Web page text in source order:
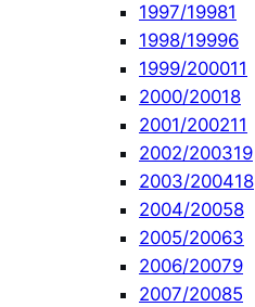
1997/19981
1998/19996
1999/200011
2000/20018
2001/200211
2002/200319
2003/200418
2004/20058
2005/20063
2006/20079
2007/20085